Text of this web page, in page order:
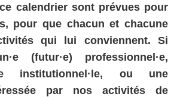
calendrier sont prévues pour
pour que chacun et chacune
qui lui conviennent. Si
(futur·e) professionnel·e,
institutionnel·le, ou une
par nos activités de